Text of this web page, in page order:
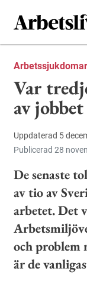
Hoppa till
Arbetssjukdomar
Var
av jobbet
Uppdaterad 5
Publicerad 28
De senaste
av tio av
arbetet. Det
och problem
är de